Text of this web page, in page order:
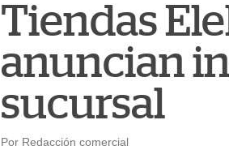
Tiendas
anuncian
sucursal
Por Redacción comercial